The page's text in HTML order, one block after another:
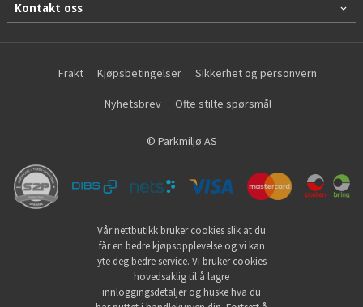
Kontakt oss
Frakt Kjøpsbetingelser Sikkerhet og personvern
Nyhetsbrev Ofte stilte spørsmål
© Parkmiljø AS
Vår nettbutikk bruker cookies slik at du
får en bedre kjøpsopplevelse og vi kan
yte deg bedre service. Vi bruker cookies
hovedsaklig til å lagre
innloggingsdetaljer og huske hva du